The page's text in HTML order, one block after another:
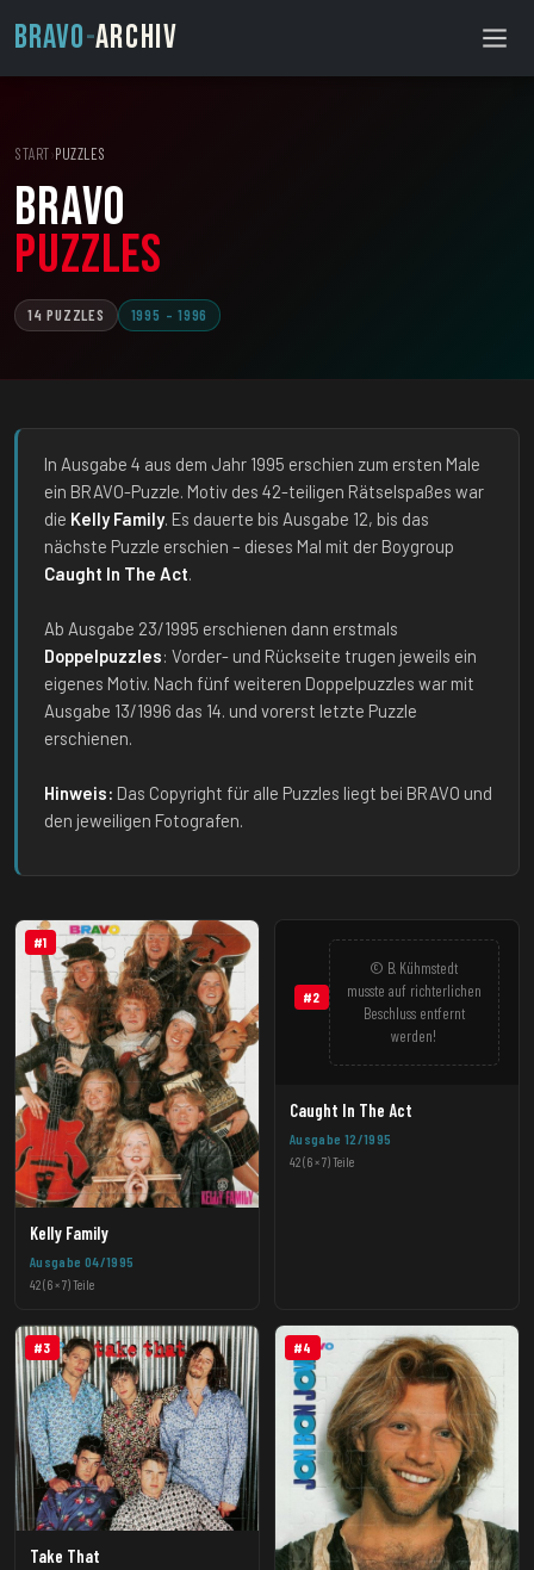
BRAVO-ARCHIV
START›PUZZLES
BRAVO
Puzzles
14 PUZZLES 1995 – 1996
In Ausgabe 4 aus dem Jahr 1995 erschien zum ersten Male
ein BRAVO-Puzzle. Motiv des 42-teiligen Rätselspaßes war
die Kelly Family. Es dauerte bis Ausgabe 12, bis das
nächste Puzzle erschien – dieses Mal mit der Boygroup
Caught In The Act.
Ab Ausgabe 23/1995 erschienen dann erstmals
Doppelpuzzles: Vorder- und Rückseite trugen jeweils ein
eigenes Motiv. Nach fünf weiteren Doppelpuzzles war mit
Ausgabe 13/1996 das 14. und vorerst letzte Puzzle
erschienen.
Hinweis: Das Copyright für alle Puzzles liegt bei BRAVO und
den jeweiligen Fotografen.
#1
Kelly Family
Ausgabe 04/1995
42 (6 × 7) Teile
#2
© B. Kühmstedt
musste auf richterlichen
Beschluss entfernt
werden!
Caught In The Act
Ausgabe 12/1995
42 (6 × 7) Teile
#3
Take That
#4